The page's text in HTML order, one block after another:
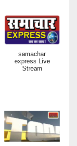
samachar
express Live
Stream